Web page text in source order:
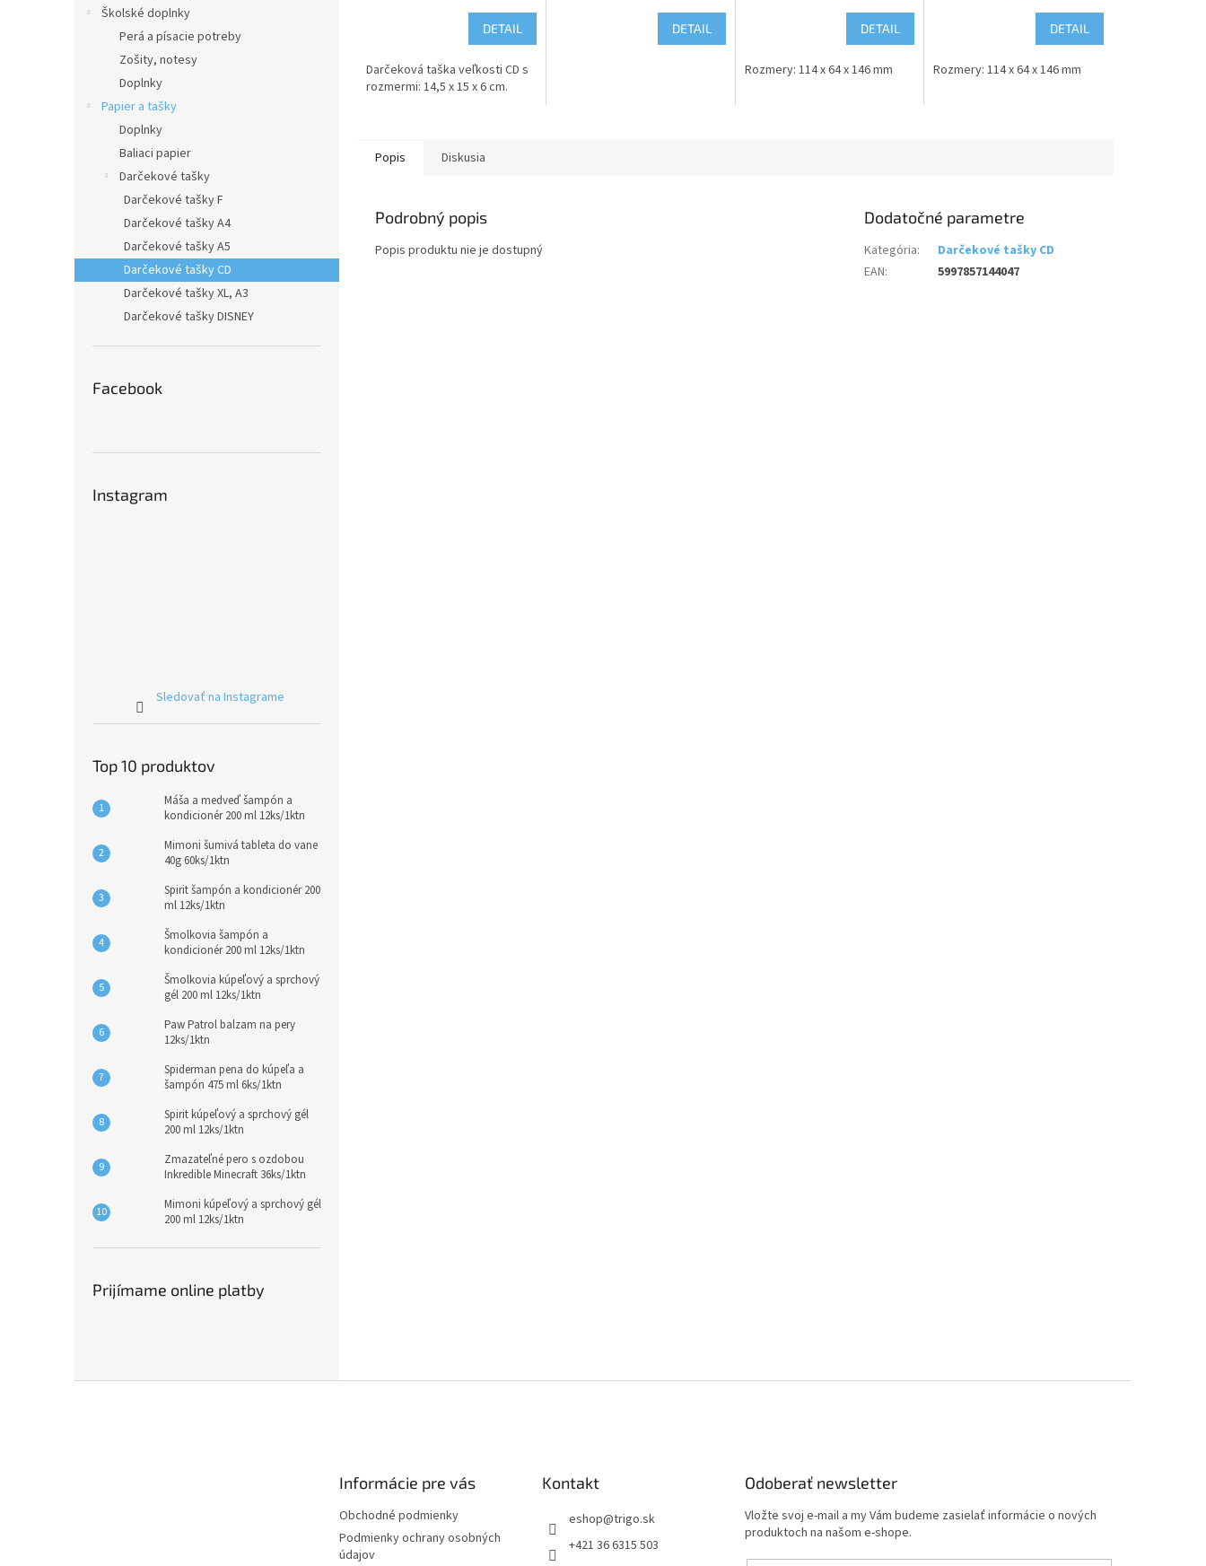
Školské doplnky
Perá a písacie potreby
Zošity, notesy
Doplnky
Papier a tašky
Doplnky
Baliaci papier
Darčekové tašky
Darčekové tašky F
Darčekové tašky A4
Darčekové tašky A5
Darčekové tašky CD
Darčekové tašky XL, A3
Darčekové tašky DISNEY
Facebook
Instagram
Sledovať na Instagrame
Top 10 produktov
Máša a medveď šampón a
kondicionér 200 ml 12ks/1ktn
Mimoni šumivá tableta do vane
40g 60ks/1ktn
Spirit šampón a kondicionér 200
ml 12ks/1ktn
Šmolkovia šampón a
kondicionér 200 ml 12ks/1ktn
Šmolkovia kúpeľový a sprchový
gél 200 ml 12ks/1ktn
Paw Patrol balzam na pery
12ks/1ktn
Spiderman pena do kúpeľa a
šampón 475 ml 6ks/1ktn
Spirit kúpeľový a sprchový gél
200 ml 12ks/1ktn
Zmazateľné pero s ozdobou
Inkredible Minecraft 36ks/1ktn
Mimoni kúpeľový a sprchový gél
200 ml 12ks/1ktn
Prijímame online platby
DETAIL
Darčeková taška veľkosti CD s
rozmermi: 14,5 x 15 x 6 cm.
DETAIL DETAIL
Rozmery: 114 x 64 x 146 mm
DETAIL
Rozmery: 114 x 64 x 146 mm
Popis Diskusia
Podrobný popis
Popis produktu nie je dostupný
Dodatočné parametre
Kategória:
Darčekové tašky CD
EAN: 5997857144047
Informácie pre vás
Obchodné podmienky
Podmienky ochrany osobných
údajov
Kontakt
eshop@trigo.sk
+421 36 6315 503
Odoberať newsletter
Vložte svoj e-mail a my Vám budeme zasielať informácie o nových
produktoch na našom e-shope.